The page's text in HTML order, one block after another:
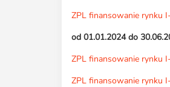
ZPL finansowanie rynku
od 01.01.2024 do
ZPL finansowanie rynku
ZPL finansowanie rynku